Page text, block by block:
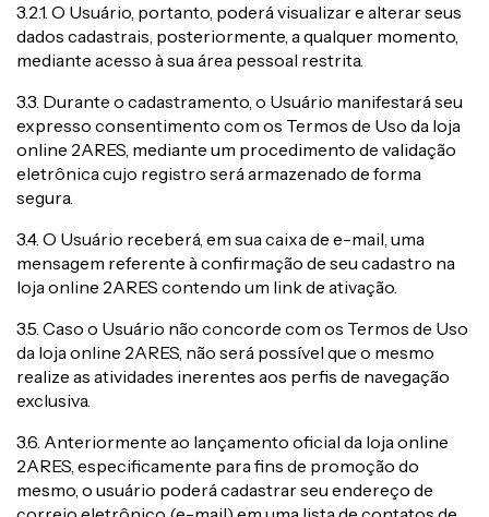
3.2.1. O Usuário, portanto, poderá visualizar e alterar seus
dados cadastrais, posteriormente, a qualquer momento,
mediante acesso à sua área pessoal restrita.
3.3. Durante o cadastramento, o Usuário manifestará seu
expresso consentimento com os Termos de Uso da loja
online 2ARES, mediante um procedimento de validação
eletrônica cujo registro será armazenado de forma
segura.
3.4. O Usuário receberá, em sua caixa de e-mail, uma
mensagem referente à confirmação de seu cadastro na
loja online 2ARES contendo um link de ativação.
3.5. Caso o Usuário não concorde com os Termos de Uso
da loja online 2ARES, não será possível que o mesmo
realize as atividades inerentes aos perfis de navegação
exclusiva.
3.6. Anteriormente ao lançamento oficial da loja online
2ARES, especificamente para fins de promoção do
mesmo, o usuário poderá cadastrar seu endereço de